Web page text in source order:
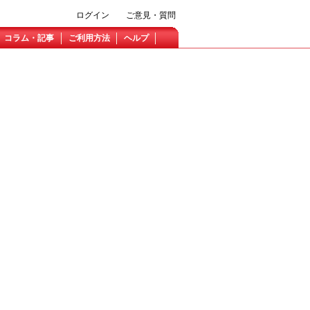
ご意見・質問
ログイン
コラム・記事 ご利用方法 ヘルプ